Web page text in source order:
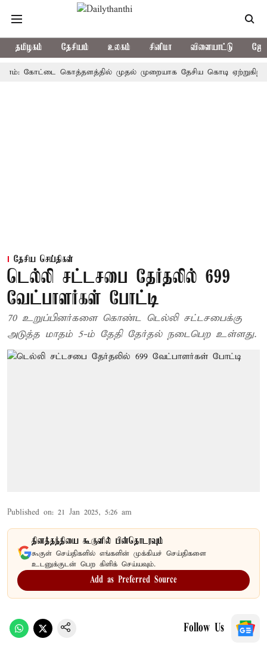
தமிழகம் தேசியம் உலகம் சினிமா விளையாட்டு
கோட்டை கொத்தளத்தில் முதல் முறையாக தேசிய கொடி ஏற்றுகிறார்,
தேசிய செய்திகள்
டெல்லி சட்டசபை தேர்தலில் 699
வேட்பாளர்கள் போட்டி
70 உறுப்பினர்களை கொண்ட டெல்லி சட்டசபைக்கு
அடுத்த மாதம் 5-ம் தேதி தேர்தல் நடைபெற உள்ளது.
Published on: 21 Jan 2025, 5:26 am
தினத்தந்தியை கூகுளில் பின்தொடரவும்
கூகுள் செய்திகளில் எங்களின் முக்கியச் செய்திகளை
உடனுக்குடன் பெற கிளிக் செய்யவும்.
Add as Preferred Source
Follow Us